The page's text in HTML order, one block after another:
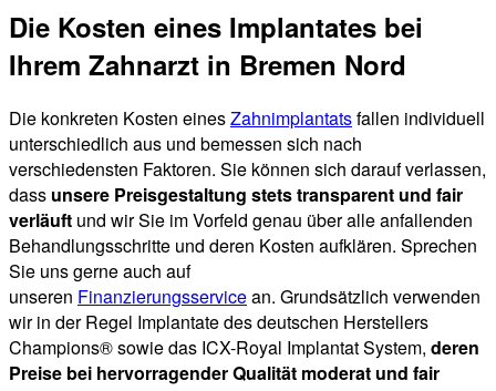
Die Kosten eines Implantates bei
Ihrem Zahnarzt in Bremen Nord
Die konkreten Kosten einesZahnimplantatsfallen individuell
unterschiedlich aus und bemessen sich nach
verschiedensten Faktoren. Sie können sich darauf verlassen,
dass unsere Preisgestaltung stets transparent und fair
verläuft und wir Sie im Vorfeld genau über alle anfallenden
Behandlungsschritte und deren Kosten aufklären. Sprechen
Sie uns gerne auch auf
unseren Finanzierungsservicean. Grundsätzlich verwenden
wir in der Regel Implantate des deutschen Herstellers
Champions® sowie das ICX-Royal Implantat System, deren
Preise bei hervorragender Qualität moderat und fair